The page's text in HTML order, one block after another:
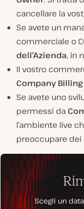
cancellare la
Se avete un
commerciale o
dell’Azienda, in
Il vostro
Company Billing
Se avete uno
permessi da
l’ambiente live
preoccupare dei